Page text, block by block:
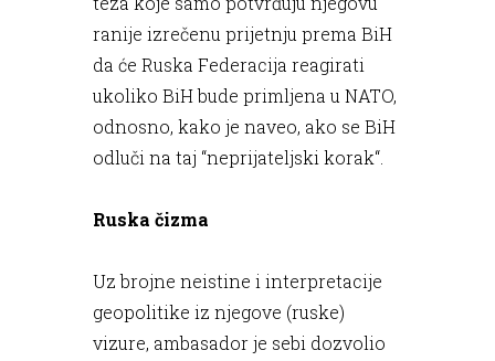
ranije izrečenu prijetnju prema BiH
da će Ruska Federacija reagirati
ukoliko BiH bude primljena u NATO,
odnosno, kako je naveo, ako se BiH
odluči na taj “neprijateljski korak“.
Ruska čizma
Uz brojne neistine i interpretacije
geopolitike iz njegove (ruske)
vizure, ambasador je sebi dozvolio